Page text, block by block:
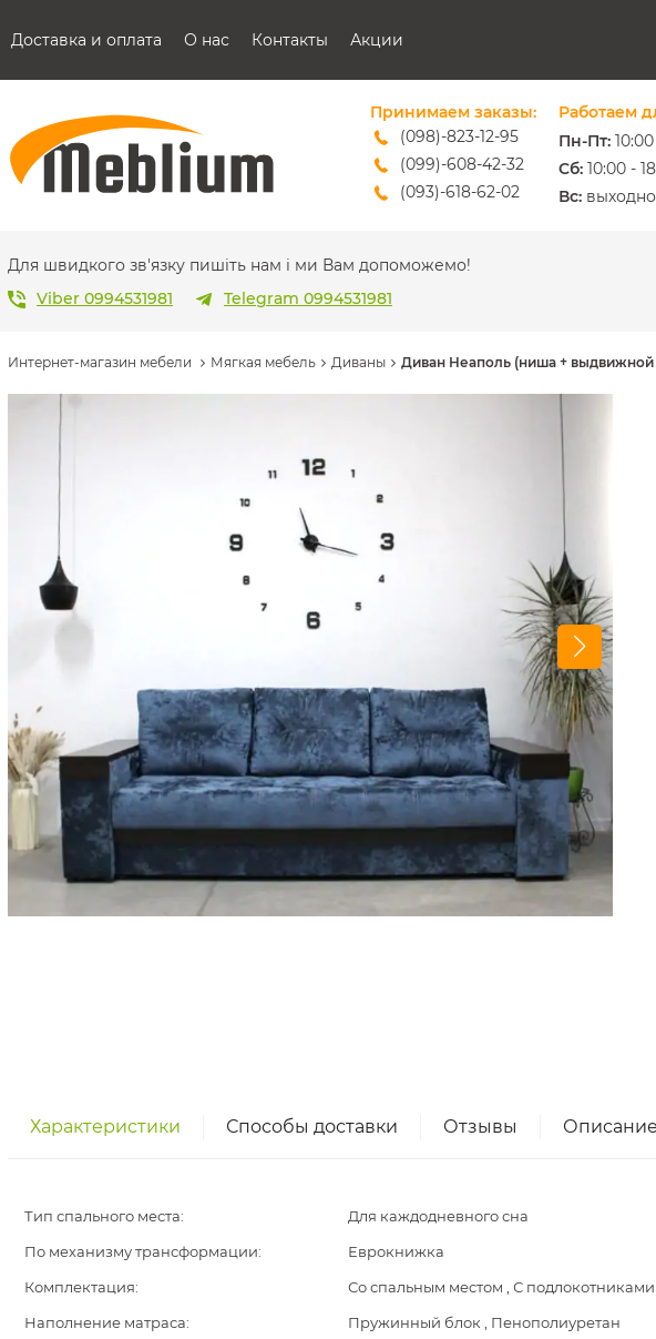
Доставка и оплата О нас Контакты Акции
Принимаем заказы:
(098)-823-12-95
(099)-608-42-32
(093)-618-62-02
sales@meblium.com.ua
Работаем
Пн-Пт:
Cб: 10:00 -
Вс:
Для швидкого зв'язку пишіть нам і ми Вам допоможемо!
Viber 0994531981
Telegram 0994531981
Интернет-магазин мебели Мягкая мебель Диваны Диван Неаполь (ниша + выдвижной
Характеристики Способы доставки Отзывы
Тип спального места:
Для каждодневного сна
По механизму трансформации:
Еврокнижка
Комплектация:
Со спальным местом , С
Наполнение матраса:
Пружинный блок , Пенополиуретан